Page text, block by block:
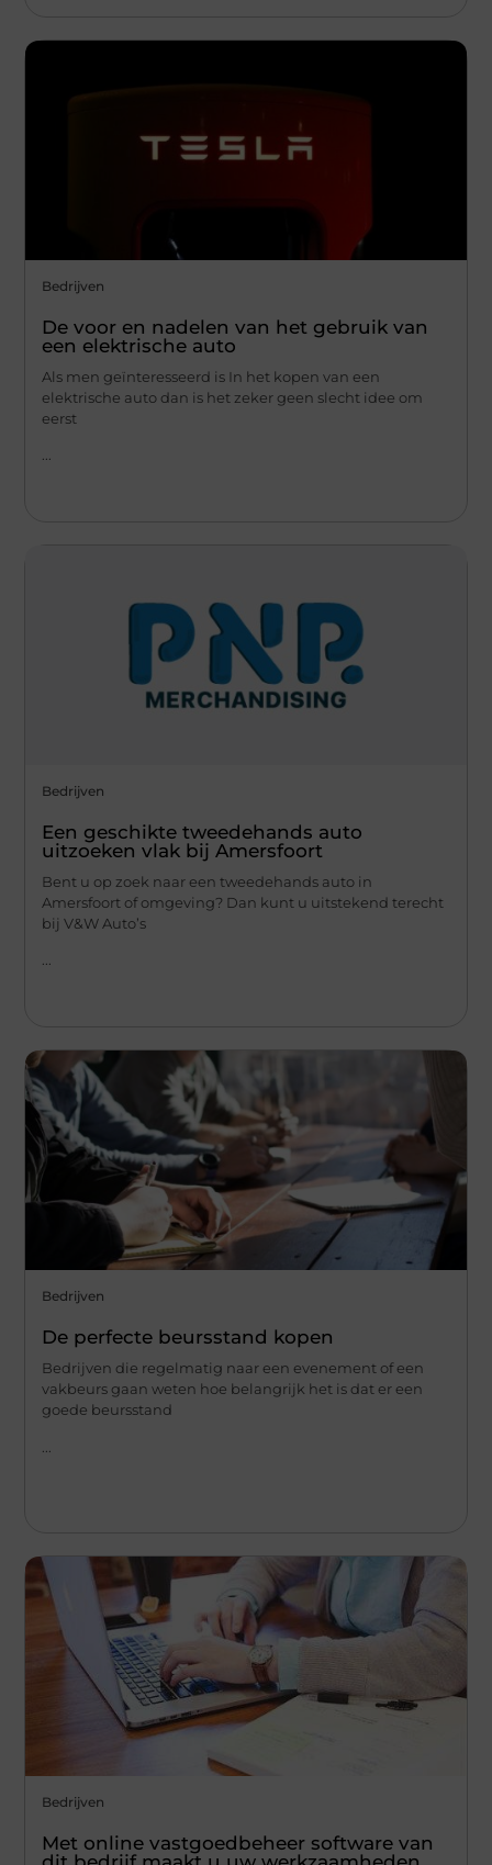
Bedrijven
De voor en nadelen van het gebruik van
een elektrische auto
Als men geïnteresseerd is In het kopen van een
elektrische auto dan is het zeker geen slecht idee om
eerst
Bedrijven
Een geschikte tweedehands auto
uitzoeken vlak bij Amersfoort
Bent u op zoek naar een tweedehands auto in
Amersfoort of omgeving? Dan kunt u uitstekend terecht
bij V&W Auto’s
...
Bedrijven
De perfecte beursstand kopen
Bedrijven die regelmatig naar een evenement of een
vakbeurs gaan weten hoe belangrijk het is dat er een
goede beursstand
Bedrijven
Met online vastgoedbeheer software van